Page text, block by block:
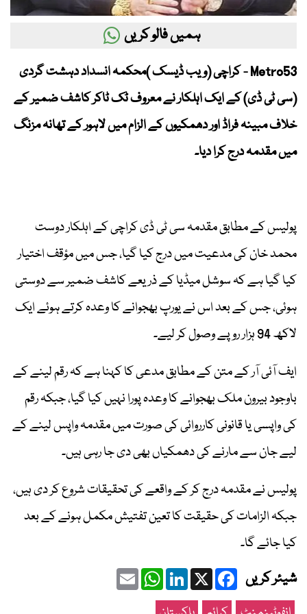
ہمیں فالو کریں
Metro53 - کراچی (ویب ڈیسک )محکمہ انسداد دہشت گردی
(سی ٹی ڈی) کے ایک اہلکار نے معروف ٹک ٹاکر کاشف ضمیر کے
خلاف مبینہ فراڈ اور دھمکیوں کے الزام میں لاہور کے تھانہ مزنگ
میں مقدمہ درج کرا دیا۔
پولیس کے مطابق مقدمہ سی ٹی ڈی کراچی کے اہلکار دوست
محمد خان کی مدعیت میں درج کیا گیا، جس میں مؤقف اختیار
کیا گیا ہے کہ سوشل میڈیا کے ذریعے کاشف ضمیر سے دوستی
ہوئی، جس کے بعد اس نے یورپ بھجوانے کا وعدہ کرتے ہوئے ایک
لاکھ 94 ہزار روپے وصول کر لیے۔
ایف آئی آر کے متن کے مطابق مدعی کا کہنا ہے کہ رقم لینے کے
باوجود بیرون ملک بھجوانے کا وعدہ پورا نہیں کیا گیا، جبکہ رقم
کی واپسی یا قانونی کارروائی کی صورت میں مقدمہ واپس لینے کے
لیے جان سے مارنے کی دھمکیاں بھی دی جا رہی ہیں۔
پولیس نے مقدمہ درج کر کے واقعے کی تحقیقات شروع کر دی ہیں،
جبکہ الزامات کی حقیقت کا تعین تفتیش مکمل ہونے کے بعد
کیا جائے گا۔
شیئر کریں Facebook
X
LinkedIn
WhatsApp
Email